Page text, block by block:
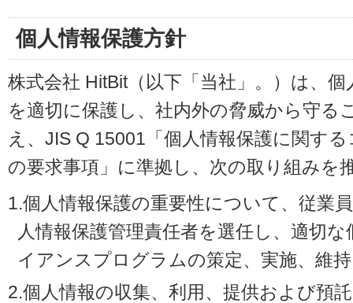
個人情報保護方針
株式会社 HitBit（以下「当社」。）は、
を適切に保護し、社内外の脅威から守る
え、JIS Q 15001「個人情報保護に関す
の要求事項」に準拠し、次の取り組みを
1.個人情報保護の重要性について、従業
人情報保護管理責任者を選任し、適切
イアンスプログラムの策定、実施、維
2.個人情報の収集、利用、提供および預